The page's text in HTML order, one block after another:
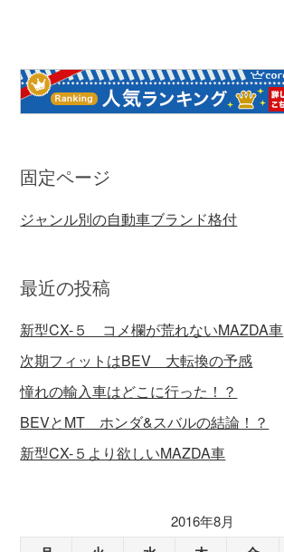
固定ページ
ジャンル別の自動車ブランド格付
最近の投稿
新型CX-５ コメ欄が荒れないMAZDA車
次期フィットはBEV 大転換の予感
憧れの輸入車はどこに行った！？
BEVとMT ホンダ&スバルの結論！？
新型CX-５より欲しいMAZDA車
2016年8月